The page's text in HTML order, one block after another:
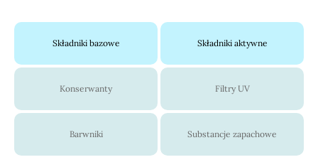
Składniki bazowe Składniki aktywne
Konserwanty Filtry UV
Barwniki Substancje zapachowe